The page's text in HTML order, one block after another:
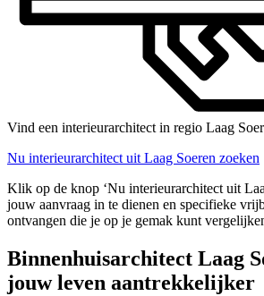
Vind een interieurarchitect in regio Laag
Nu interieurarchitect uit Laag Soeren zoeken
Klik op de knop ‘Nu interieurarchitect uit
jouw aanvraag in te dienen en specifieke
ontvangen die je op je gemak kunt
Binnenhuisarchitect Laag
jouw leven aantrekkelijker